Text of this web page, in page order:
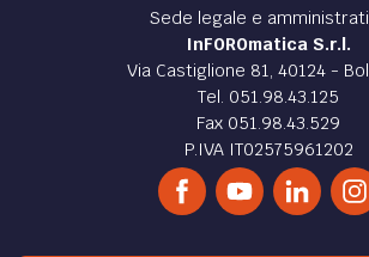
binomio strategico per la
​​​​​​​La sostenibilità IT sta diventando una
organizzazioni pubbliche e private, in
all’urgenza di ridurre l’impatto
L’INTELLIGENZA